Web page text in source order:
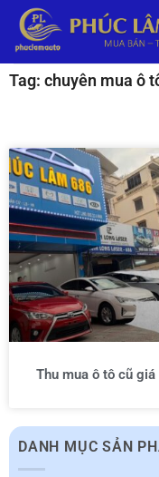
Tag: chuyên mua ô
Thu mua ô tô cũ
DANH MỤC SẢN